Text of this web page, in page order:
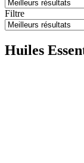
Filtre
Huiles